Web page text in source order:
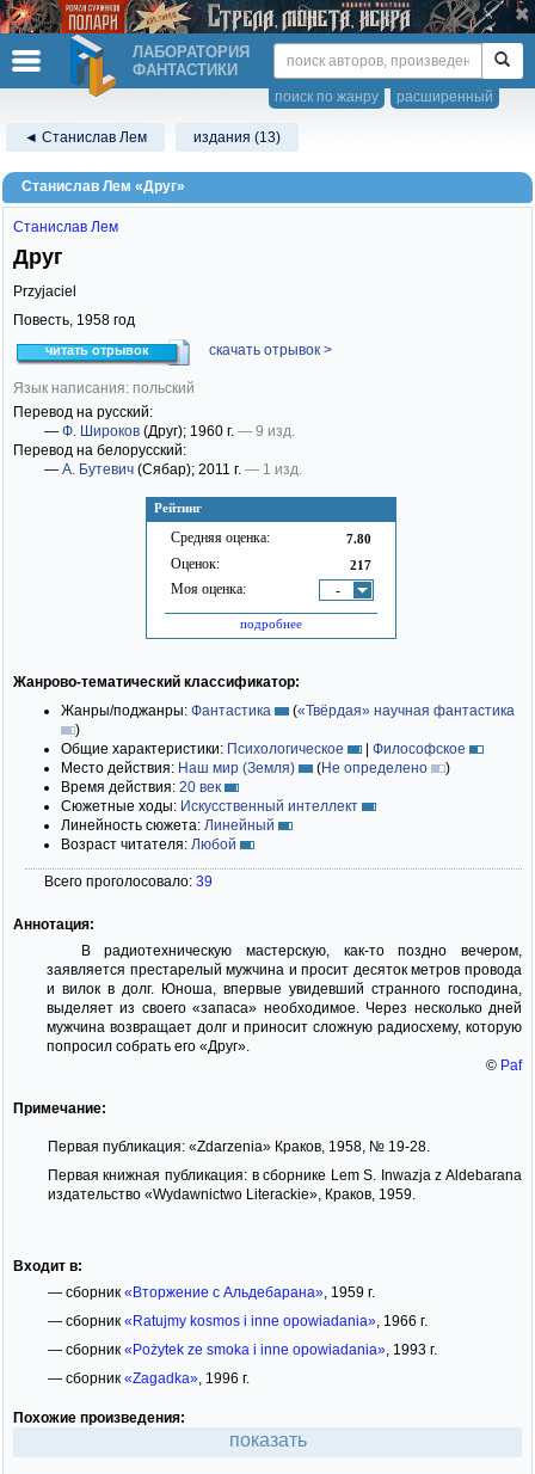
ЛАБОРАТОРИЯ
ФАНТАСТИКИ
расширенный
поиск по жанру
◄ Станислав Лем издания (13)
Станислав Лем «Друг»
Рейтинг
Средняя оценка: 7.80
Оценок: 217
Моя оценка: -
подробнее
Станислав Лем
Друг
Przyjaciel
Повесть, 1958 год
читать отрывок скачать отрывок >
Язык написания: польский
Перевод на русский:
— Ф. Широков (Друг); 1960 г. — 9 изд.
Перевод на белорусский:
— А. Бутевич (Сябар); 2011 г. — 1 изд.
Жанрово-тематический классификатор:
Жанры/поджанры: Фантастика («Твёрдая» научная фантастика
)
Общие характеристики: Психологическое | Философское
Место действия: Наш мир (Земля) (Не определено
)
Время действия: 20 век
Сюжетные ходы: Искусственный интеллект
Линейность сюжета: Линейный
Возраст читателя: Любой
Всего проголосовало: 39
Аннотация:
В радиотехническую мастерскую, как-то поздно вечером,
заявляется престарелый мужчина и просит десяток метров провода
и вилок в долг. Юноша, впервые увидевший странного господина,
выделяет из своего «запаса» необходимое. Через несколько дней
мужчина возвращает долг и приносит сложную радиосхему, которую
попросил собрать его «Друг».
© Paf
Примечание:
Первая публикация: «Zdarzenia» Краков, 1958, № 19-28.
Первая книжная публикация: в сборнике Lem S. Inwazja z Aldebarana
издательство «Wydawnictwo Literackie», Краков, 1959.
Входит в:
— сборник «Вторжение с Альдебарана», 1959 г.
— сборник «Ratujmy kosmos i inne opowiadania», 1966 г.
— сборник «Pożytek ze smoka i inne opowiadania», 1993 г.
— сборник «Zagadka», 1996 г.
Похожие произведения:
показать